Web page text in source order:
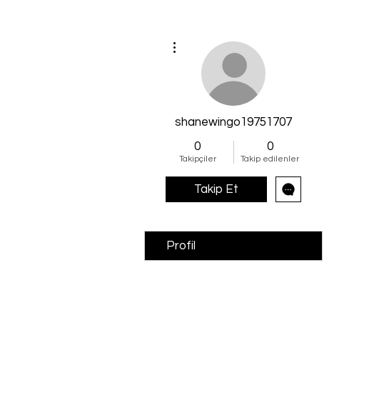
shanewingo19751707
0
Takipçiler
0
Takip edilenler
Takip Et
Profil